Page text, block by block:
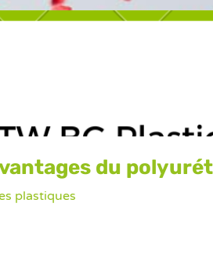
du
plastiques